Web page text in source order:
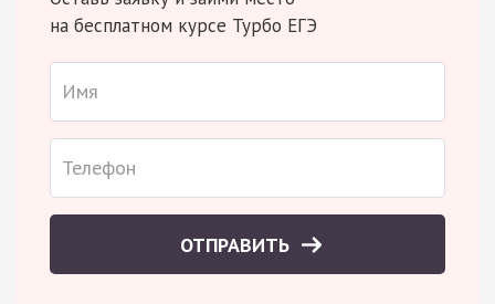
на бесплатном курсе Турбо ЕГЭ
ОТПРАВИТЬ